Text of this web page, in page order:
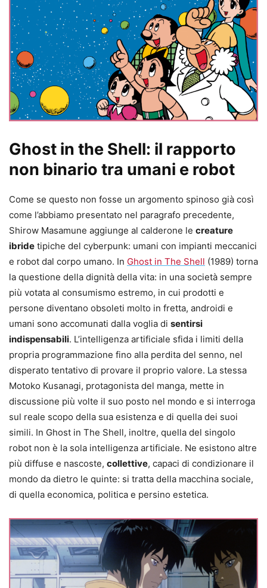
Ghost in the Shell: il rapporto
non binario tra umani e robot
Come se questo non fosse un argomento spinoso già così
come l’abbiamo presentato nel paragrafo precedente,
Shirow Masamune aggiunge al calderone le creature
ibride tipiche del cyberpunk: umani con impianti meccanici
e robot dal corpo umano. In Ghost in The Shell (1989) torna
la questione della dignità della vita: in una società sempre
più votata al consumismo estremo, in cui prodotti e
persone diventano obsoleti molto in fretta, androidi e
umani sono accomunati dalla voglia di sentirsi
indispensabili. L’intelligenza artificiale sfida i limiti della
propria programmazione fino alla perdita del senno, nel
disperato tentativo di provare il proprio valore. La stessa
Motoko Kusanagi, protagonista del manga, mette in
discussione più volte il suo posto nel mondo e si interroga
sul reale scopo della sua esistenza e di quella dei suoi
simili. In Ghost in The Shell, inoltre, quella del singolo
robot non è la sola intelligenza artificiale. Ne esistono altre
più diffuse e nascoste, collettive, capaci di condizionare il
mondo da dietro le quinte: si tratta della macchina sociale,
di quella economica, politica e persino estetica.